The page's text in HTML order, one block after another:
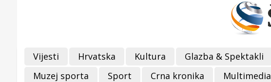
Vijesti Hrvatska Kultura Glazba & Spektakli
Muzej sporta
Sport Crna kronika Multimedia